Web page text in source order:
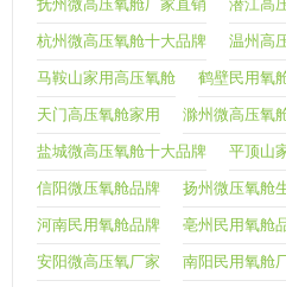
抚州微高压氧舱厂家直销 潜江高
杭州微高压氧舱十大品牌 温州高
马鞍山家用高压氧舱 鹤壁民用氧
天门高压氧舱家用 滁州微高压氧
盐城微高压氧舱十大品牌 平顶山
信阳微压氧舱品牌 扬州微压氧舱
河南民用氧舱品牌 亳州民用氧舱
安阳微高压氧厂家 南阳民用氧舱